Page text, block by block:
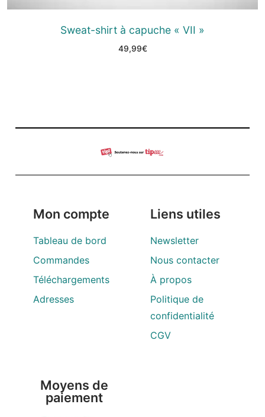
Sweat-shirt à capuche « VII »
49,99€
Mon compte
Tableau de bord
Commandes
Téléchargements
Adresses
Liens utiles
Newsletter
Nous contacter
À propos
Politique de
confidentialité
CGV
Moyens de
paiement